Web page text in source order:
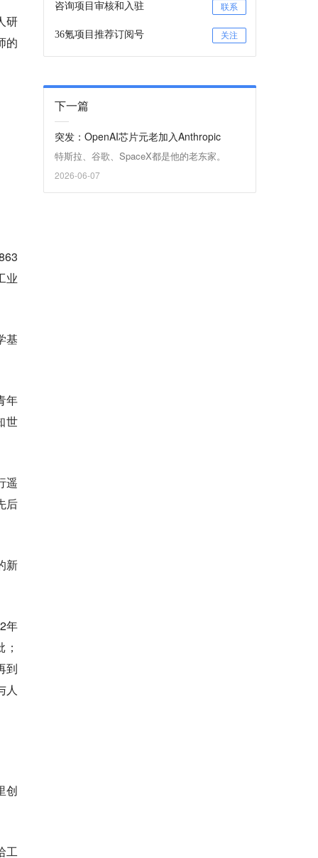
研
的
业
基
年
世
遥
后
新
年
到
人
创
工
咨询项目审核和入驻 联系
36氪项目推荐订阅号 关注
下一篇
突发：OpenAI芯片元老加入Anthropic
特斯拉、谷歌、SpaceX都是他的老东家。
2026-06-07